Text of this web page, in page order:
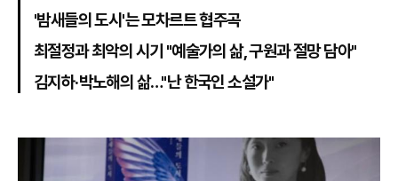
'밤새들의 도시'는 모차르트 협주곡
최절정과 최악의 시기 "예술가의 삶, 구원과 절망 담아"
김지하·박노해의 삶…"난 한국인 소설가"